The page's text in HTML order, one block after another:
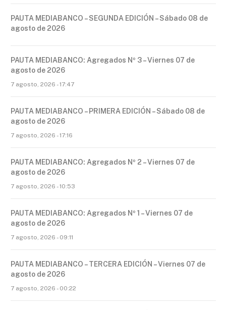
PAUTA MEDIABANCO – SEGUNDA EDICIÓN – Sábado 08 de
agosto de 2026
PAUTA MEDIABANCO: Agregados Nº 3 – Viernes 07 de
agosto de 2026
7 agosto, 2026 - 17:47
PAUTA MEDIABANCO – PRIMERA EDICIÓN – Sábado 08 de
agosto de 2026
7 agosto, 2026 - 17:16
PAUTA MEDIABANCO: Agregados Nº 2 – Viernes 07 de
agosto de 2026
7 agosto, 2026 - 10:53
PAUTA MEDIABANCO: Agregados Nº 1 – Viernes 07 de
agosto de 2026
7 agosto, 2026 - 09:11
PAUTA MEDIABANCO – TERCERA EDICIÓN – Viernes 07 de
agosto de 2026
7 agosto, 2026 - 00:22